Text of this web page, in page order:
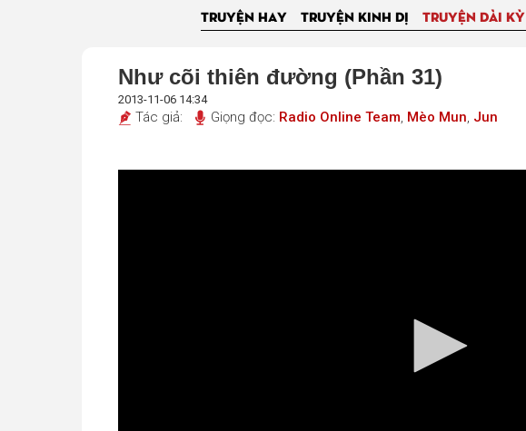
TRUYỆN HAY TRUYỆN KINH DỊ TRUYỆN DÀI KỲ
Như cõi thiên đường (Phần 31)
2013-11-06 14:34
Tác giả: Giọng đọc: Radio Online Team, Mèo Mun, Jun